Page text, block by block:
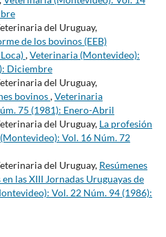
del Uruguay,
de los bovinos (EEB)
,Veterinaria (Montevideo):
Diciembre
del Uruguay,
bovinos,Veterinaria
75 (1981): Enero-Abril
del Uruguay, La profesión
Vol. 16 Núm. 72
del Uruguay, Resúmenes
las XIII Jornadas Uruguayas de
Vol. 22 Núm. 94 (1986):